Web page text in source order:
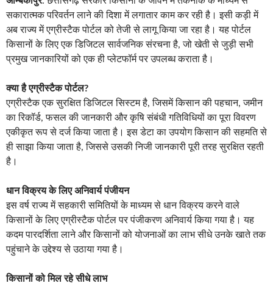
सकारात्मक परिवर्तन लाने की दिशा में लगातार काम कर रही है। इसी कड़ी में
अब राज्य में एग्रीस्टैक पोर्टल को तेजी से लागू किया जा रहा है। यह पोर्टल
किसानों के लिए एक डिजिटल सार्वजनिक संरचना है, जो खेती से जुड़ी सभी
प्रमुख जानकारियों को एक ही प्लेटफॉर्म पर उपलब्ध कराता है।
क्या है एग्रीस्टैक पोर्टल?
एग्रीस्टैक एक सुरक्षित डिजिटल सिस्टम है, जिसमें किसान की पहचान, जमीन
का रिकॉर्ड, फसल की जानकारी और कृषि संबंधी गतिविधियों का पूरा विवरण
एकीकृत रूप से दर्ज किया जाता है। इस डेटा का उपयोग किसान की सहमति से
ही साझा किया जाता है, जिससे उसकी निजी जानकारी पूरी तरह सुरक्षित रहती
है।
धान विक्रय के लिए अनिवार्य पंजीयन
इस वर्ष राज्य में सहकारी समितियों के माध्यम से धान विक्रय करने वाले
किसानों के लिए एग्रीस्टैक पोर्टल पर पंजीकरण अनिवार्य किया गया है। यह
कदम पारदर्शिता लाने और किसानों को योजनाओं का लाभ सीधे उनके खाते तक
पहुंचाने के उद्देश्य से उठाया गया है।
किसानों को मिल रहे सीधे लाभ